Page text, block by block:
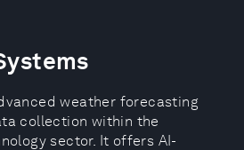
weather forecasting
collection within the
sector. It offers AI-